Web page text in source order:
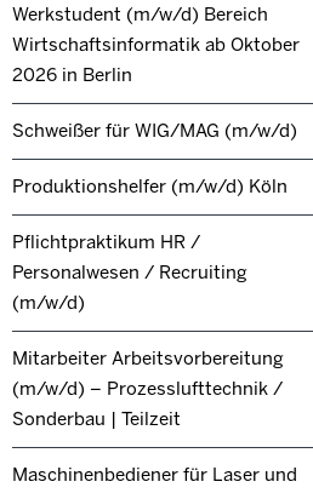
Werkstudent (m/w/d) Bereich
Wirtschaftsinformatik ab Oktober
2026 in Berlin
Schweißer für WIG/MAG (m/w/d)
Produktionshelfer (m/w/d) Köln
Pflichtpraktikum HR /
Personalwesen / Recruiting
(m/w/d)
Mitarbeiter Arbeitsvorbereitung
(m/w/d) – Prozesslufttechnik /
Sonderbau | Teilzeit
Maschinenbediener für Laser und